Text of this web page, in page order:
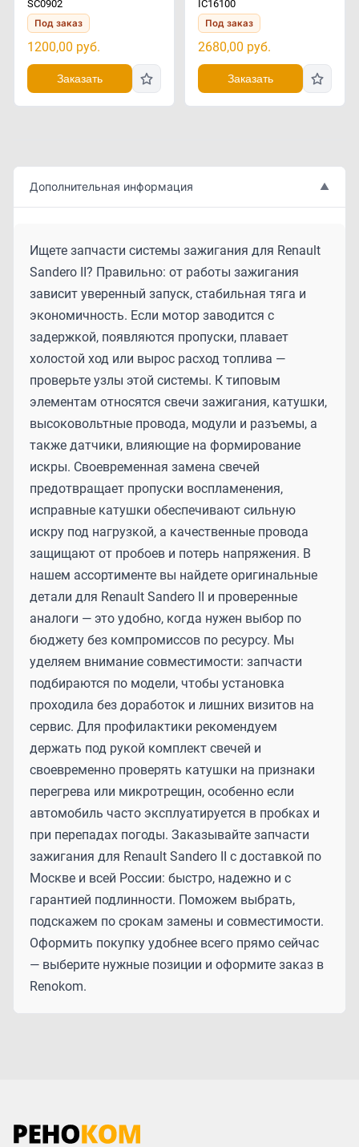
SC0902
Под заказ
1200,00 руб.
Заказать
IC16100
Под заказ
2680,00 руб.
Заказать
Дополнительная информация ▲
Ищете запчасти системы зажигания для Renault
Sandero II? Правильно: от работы зажигания
зависит уверенный запуск, стабильная тяга и
экономичность. Если мотор заводится с
задержкой, появляются пропуски, плавает
холостой ход или вырос расход топлива —
проверьте узлы этой системы. К типовым
элементам относятся свечи зажигания, катушки,
высоковольтные провода, модули и разъемы, а
также датчики, влияющие на формирование
искры. Своевременная замена свечей
предотвращает пропуски воспламенения,
исправные катушки обеспечивают сильную
искру под нагрузкой, а качественные провода
защищают от пробоев и потерь напряжения. В
нашем ассортименте вы найдете оригинальные
детали для Renault Sandero II и проверенные
аналоги — это удобно, когда нужен выбор по
бюджету без компромиссов по ресурсу. Мы
уделяем внимание совместимости: запчасти
подбираются по модели, чтобы установка
проходила без доработок и лишних визитов на
сервис. Для профилактики рекомендуем
держать под рукой комплект свечей и
своевременно проверять катушки на признаки
перегрева или микротрещин, особенно если
автомобиль часто эксплуатируется в пробках и
при перепадах погоды. Заказывайте запчасти
зажигания для Renault Sandero II с доставкой по
Москве и всей России: быстро, надежно и с
гарантией подлинности. Поможем выбрать,
подскажем по срокам замены и совместимости.
Оформить покупку удобнее всего прямо сейчас
— выберите нужные позиции и оформите заказ в
Renokom.